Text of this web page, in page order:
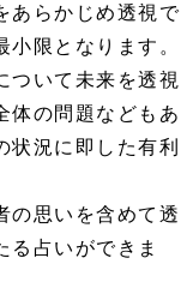
あらかじめ透視で
限となります。
ついて未来を透視
体の問題などもあ
状況に即した有利
の思いを含めて透
る占いができま